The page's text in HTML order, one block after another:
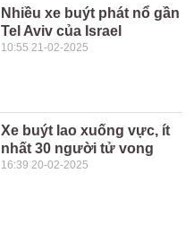
Nhiều xe buýt phát nổ gần
Tel Aviv của Israel
10:55 21-02-2025
Xe buýt lao xuống vực, ít
nhất 30 người tử vong
16:39 20-02-2025